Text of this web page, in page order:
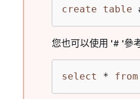
create table
您也可以使用 '# '參
select * from